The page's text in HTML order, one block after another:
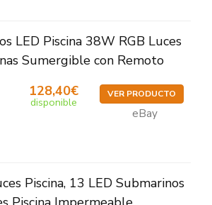
LED Piscina 38W RGB Luces
Sumergible con Remoto
128,40€
disponible
VER PRODUCTO
eBay
Piscina, 13 LED Submarinos